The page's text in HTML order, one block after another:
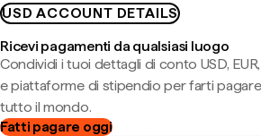
USD ACCOUNT DETAILS
Ricevi pagamenti da qualsiasi luogo
Condividi i tuoi dettagli di conto USD,
e piattaforme di stipendio per farti
tutto il mondo.
Fatti pagare oggi